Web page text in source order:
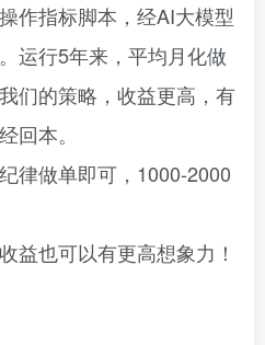
作指标脚本，经AI大模型
运行5年来，平均月化做
们的策略，收益更高，有
回本。
律做单即可，1000-2000
益也可以有更高想象力！